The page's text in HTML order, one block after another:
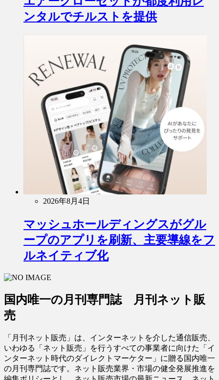
ンタルでチルストを提供
2026年8月4日
マッシュホールディングスがグル
ープのアプリを刷新、主要導線をフ
ルネイティブ化
国内唯一の月刊専門誌 月刊ネット販
売
「月刊ネット販売」は、インターネットを介した通信販売、
いわゆる「ネット販売」を行うすべての事業者に向けた「イ
ンターネット時代のダイレクトマーケター」に贈る国内唯一
の月刊専門誌です。ネット販売業界・市場の健全発展推進を